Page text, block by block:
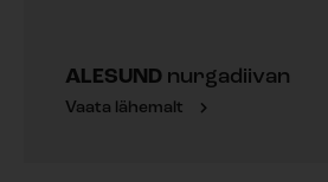
ALESUND nurgadiivan
Vaata lähemalt